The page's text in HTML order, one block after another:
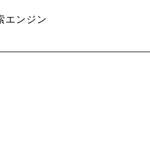
エンジン